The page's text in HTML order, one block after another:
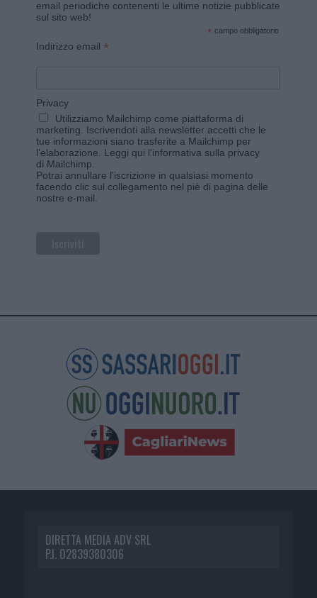
email periodiche contenenti le ultime notizie pubblicate
sul sito web!
* campo obbligatorio
Indirizzo email *
Privacy
Utilizziamo Mailchimp come piattaforma di
marketing. Iscrivendoti alla newsletter accetti che le
tue informazioni siano trasferite a Mailchimp per
l'elaborazione. Leggi qui l'informativa sulla privacy
di Mailchimp
Potrai annullare l'iscrizione in qualsiasi momento
facendo clic sul collegamento nel piè di pagina delle
nostre e-mail.
DIRETTA MEDIA ADV SRL
P.I. 02839380306